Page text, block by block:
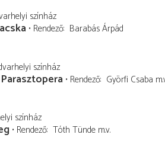
színház
Rendező Barabás Árpád
színház
Parasztopera Rendező Györfi Csaba
színház
Rendező Tóth Tünde m.v.